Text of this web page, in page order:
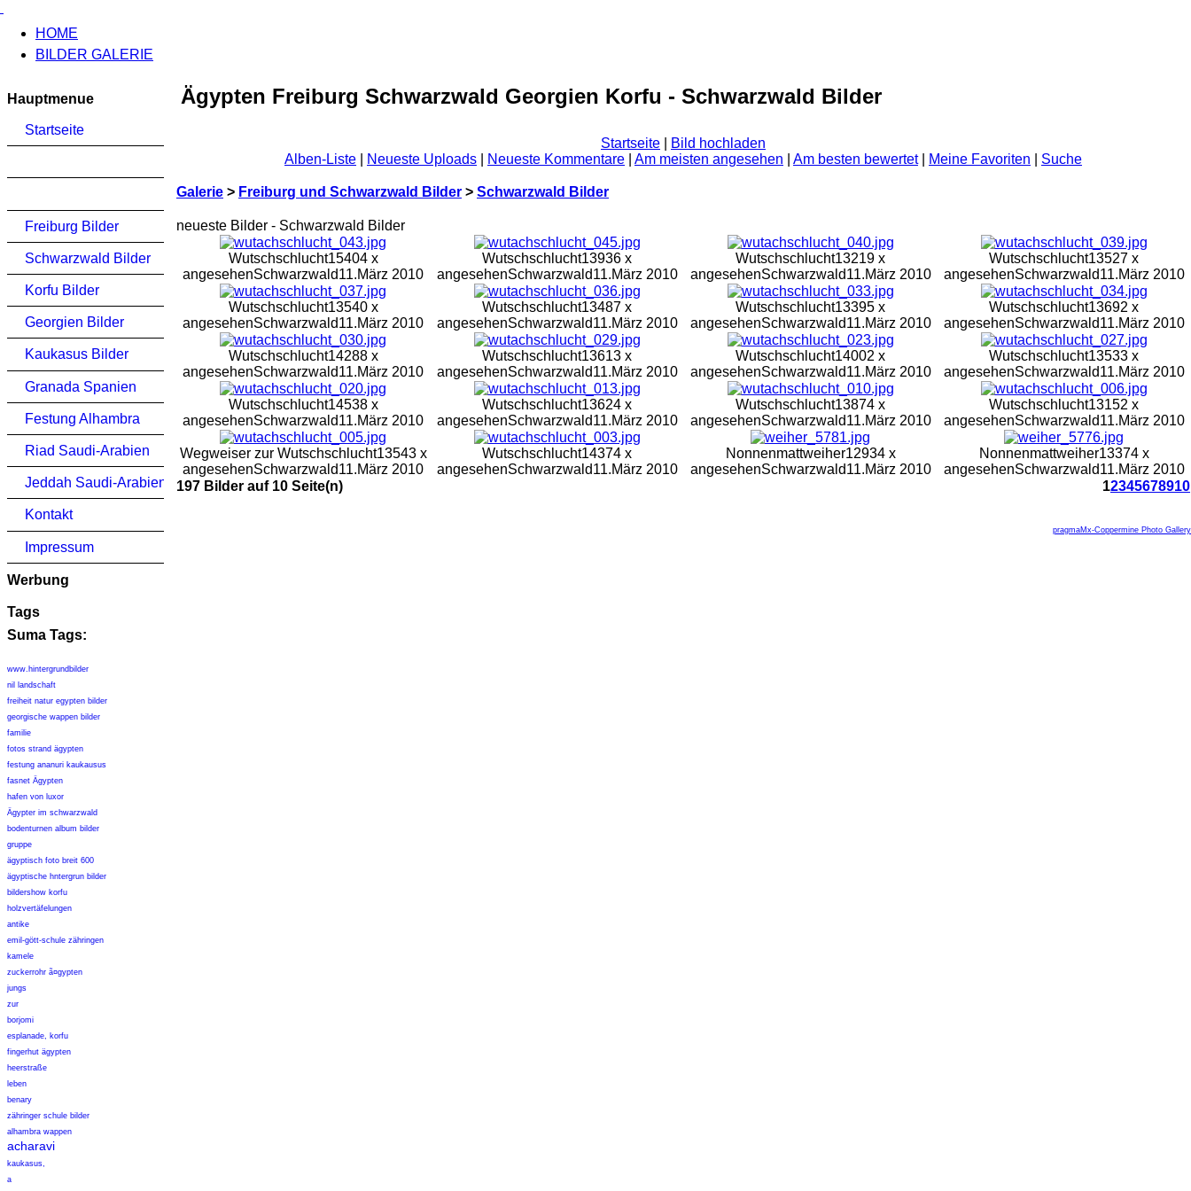
HOME
BILDER GALERIE
Hauptmenue
Startseite
Freiburg Bilder
Schwarzwald Bilder
Korfu Bilder
Georgien Bilder
Kaukasus Bilder
Granada Spanien
Festung Alhambra
Riad Saudi-Arabien
Jeddah Saudi-Arabien
Kontakt
Impressum
Werbung
Tags
Suma Tags:
www.hintergrundbilder
nil landschaft
freiheit natur egypten bilder
georgische wappen bilder
familie
fotos strand ägypten
festung ananuri kaukausus
fasnet Ägypten
hafen von luxor
Ägypter im schwarzwald
bodenturnen album bilder
gruppe
ägyptisch foto breit 600
ägyptische hntergrun bilder
bildershow korfu
holzvertäfelungen
antike
emil-gött-schule zähringen
kamele
zuckerrohr ã¤gypten
jungs
zur
borjomi
esplanade, korfu
fingerhut ägypten
heerstraße
leben
benary
zähringer schule bilder
alhambra wappen
acharavi
kaukasus,
a
Ägypten Freiburg Schwarzwald Georgien Korfu - Schwarzwald Bilder
Startseite
Bild hochladen
Alben-Liste
Neueste Uploads Neueste Kommentare Am meisten angesehen Am besten bewertet| Meine Favoriten Suche
Galerie > Freiburg und Schwarzwald Bilder > Schwarzwald Bilder
neueste Bilder - Schwarzwald Bilder
Wutschschlucht15404 x
angesehenSchwarzwald11.März 2010
Wutschschlucht13936 x
angesehenSchwarzwald11.März 2010
Wutschschlucht13219 x
angesehenSchwarzwald11.März 2010
Wutschschlucht13527 x
angesehenSchwarzwald11.März 2010
Wutschschlucht13540 x
angesehenSchwarzwald11.März 2010
Wutschschlucht13487 x
angesehenSchwarzwald11.März 2010
Wutschschlucht13395 x
angesehenSchwarzwald11.März 2010
Wutschschlucht13692 x
angesehenSchwarzwald11.März 2010
Wutschschlucht14288 x
angesehenSchwarzwald11.März 2010
Wutschschlucht13613 x
angesehenSchwarzwald11.März 2010
Wutschschlucht14002 x
angesehenSchwarzwald11.März 2010
Wutschschlucht13533 x
angesehenSchwarzwald11.März 2010
Wutschschlucht14538 x
angesehenSchwarzwald11.März 2010
Wutschschlucht13624 x
angesehenSchwarzwald11.März 2010
Wutschschlucht13874 x
angesehenSchwarzwald11.März 2010
Wutschschlucht13152 x
angesehenSchwarzwald11.März 2010
Wegweiser zur Wutschschlucht13543 x
angesehenSchwarzwald11.März 2010
Wutschschlucht14374 x
angesehenSchwarzwald11.März 2010
Nonnenmattweiher12934 x
angesehenSchwarzwald11.März 2010
Nonnenmattweiher13374 x
angesehenSchwarzwald11.März 2010
197 Bilder auf 10 Seite(n)
12345678910
pragmaMx-Coppermine Photo Gallery